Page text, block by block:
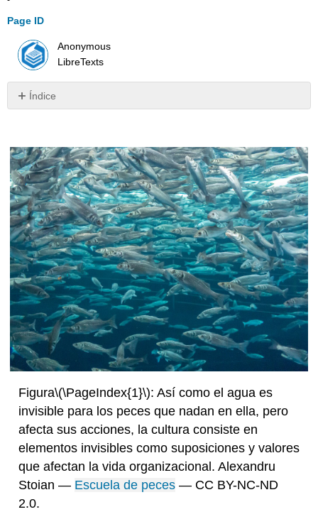
Page ID
Anonymous
LibreTexts
Índice
Eso
para
Mí?
Figura\(\PageIndex{1}\): Así como el agua es
invisible para los peces que nadan en ella, pero
afecta sus acciones, la cultura consiste en
elementos invisibles como suposiciones y valores
que afectan la vida organizacional. Alexandru
Stoian — Escuela de peces— CC BY-NC-ND
2.0.